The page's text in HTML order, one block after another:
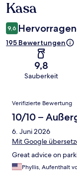
Kasa
9,6
195 Bewertungen
9,8
Sauberkeit
Bewertungen
Verifizierte Bewertung
10/10 –
6. Juni 2026
Mit Google
Great advice on
Phyllis, Aufenthalt